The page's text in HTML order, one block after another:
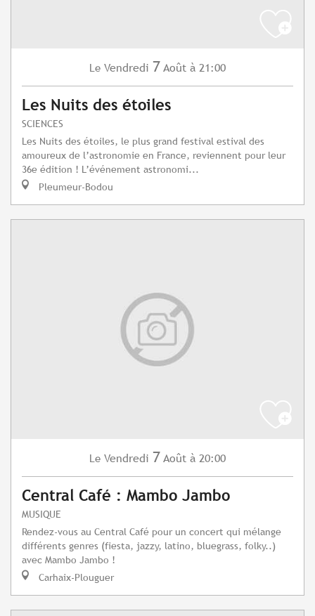
Le Vendredi 7 Août à 21:00
Les Nuits des étoiles
SCIENCES
Les Nuits des étoiles, le plus grand festival estival des
amoureux de l’astronomie en France, reviennent pour leur
36e édition ! L’événement astronomi...
Pleumeur-Bodou
Le Vendredi 7 Août à 20:00
Central Café : Mambo Jambo
MUSIQUE
Rendez-vous au Central Café pour un concert qui mélange
différents genres (fiesta, jazzy, latino, bluegrass, folky..)
avec Mambo Jambo !
Carhaix-Plouguer